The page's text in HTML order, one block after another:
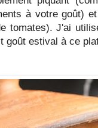
à votre goût)
tomates). J'ai
goût estival à ce